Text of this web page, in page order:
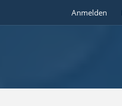
Anmelden